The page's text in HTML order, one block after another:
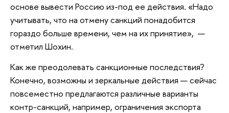
основе вывести Россию из-под ее действия. «Надо
учитывать, что на отмену санкций понадобится
гораздо больше времени, чем на их принятие», —
отметил Шохин.
Как же преодолевать санкционные последствия?
Конечно, возможны и зеркальные действия — сейчас
повсеместно предлагаются различные варианты
контр-санкций, например, ограничения экспорта